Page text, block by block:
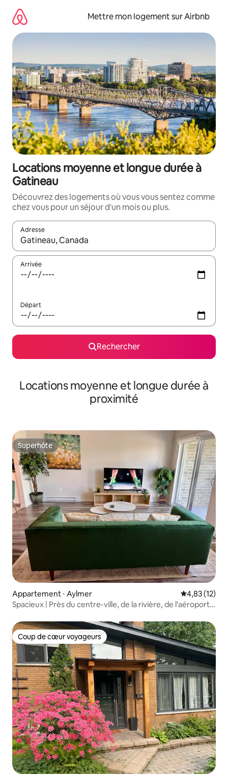
directement
contenu
Mettre mon logement sur Airbnb
Locations moyenne et longue durée à
Gatineau
Découvrez des logements où vous vous sentez comme
chez vous pour un séjour d'un mois ou plus.
Adresse
Lorsque les résultats s'affichent, utilisez les flèches vers le
Arrivée
Départ
Rechercher
Locations moyenne et longue durée à
proximité
Superhôte
Superhôte
Appartement ⋅ Aylmer Évaluation
4,83 (12)
Spacieux | Près du centre-ville, de la rivière, de l'aéroport
Coup de cœur voyageurs
Coup de cœur voyageurs